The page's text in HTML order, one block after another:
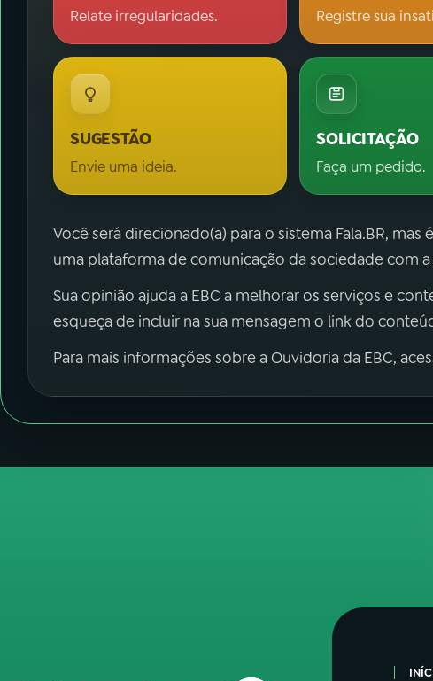
Relate irregularidades. Registre sua
SUGESTÃO
Envie uma ideia.
SOLICITAÇÃO
Faça um pedido.
Você será direcionado(a) para o sistema Fala.BR, mas
uma plataforma de comunicação da sociedade com
Sua opinião ajuda a EBC a melhorar os serviços e
esqueça de incluir na sua mensagem o link do
Para mais informações sobre a Ouvidoria da EBC,